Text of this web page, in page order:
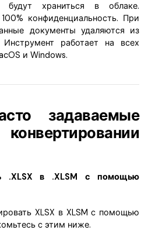
будут храниться в облаке.
конфиденциальность. При
документы удаляются из
работает на всех
и Windows.
задаваемые
.XLSX в .XLSM с помощью
XLSX в XLSM с помощью
с этим ниже.